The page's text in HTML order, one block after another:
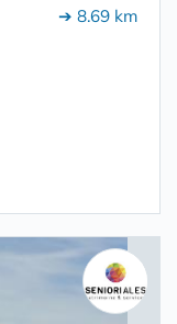
➔ 8.69 km